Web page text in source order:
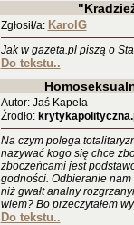
Zgłosił/a: KarolG
Jak w gazeta.pl piszą o
Do tekstu..
Autor: Jaś Kapela
Źrodło:
Na czym polega
nazywać kogo się chce
zboczeńcami jest
godności. Odbieranie
niż gwałt analny
wiem? Bo przeczytałem
Do tekstu..